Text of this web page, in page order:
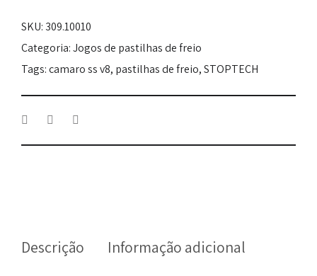
SS
V8
Ano
2020
SKU: 309.10010
Categoria:Jogos de pastilhas de freio
Tags:camaro ss v8, pastilhas de freio,STOPTECH
Descrição Informação adicional